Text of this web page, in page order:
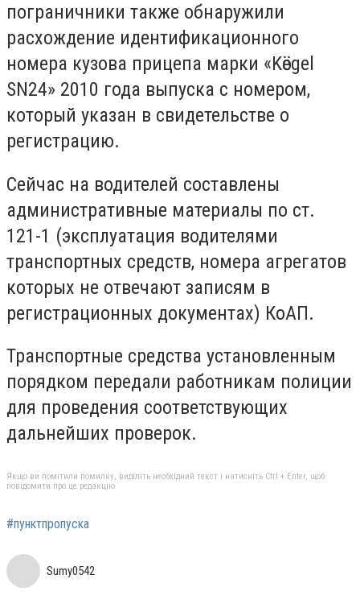
пограничники также обнаружили
расхождение идентификационного
номера кузова прицепа марки «Kӧegel
SN24» 2010 года выпуска с номером,
который указан в свидетельстве о
регистрацию.
Сейчас на водителей составлены
административные материалы по ст.
121-1 (эксплуатация водителями
транспортных средств, номера агрегатов
которых не отвечают записям в
регистрационных документах) КоАП.
Транспортные средства установленным
порядком передали работникам полиции
для проведения соответствующих
дальнейших проверок.
Якщо ви помітили помилку, виділіть необхідний текст і натисніть Ctrl + Enter, щоб
повідомити про це редакцію
#пунктпропуска
Sumy0542